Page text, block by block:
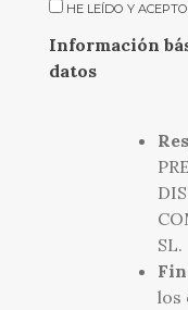
HE LEÍDO Y
Información
datos
SL.
los